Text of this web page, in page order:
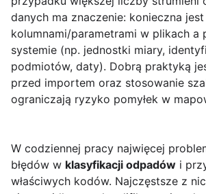
danych ma znaczenie: konieczna
kolumnami/parametrami w plikach a
systemie (np. jednostki miary,
podmiotów, daty). Dobrą praktyką
przed importem oraz stosowanie
ograniczają ryzyko pomyłek w
W codziennej pracy najwięcej
błędów w klasyfikacji odpadów i
właściwych kodów. Najczęstsze z